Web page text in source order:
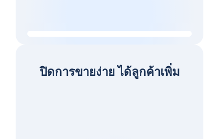
ปิดการขายง่าย ได้ลูกค้าเพิ่ม